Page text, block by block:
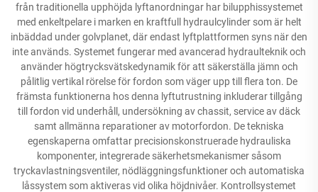
från traditionella upphöjda lyftanordningar har bilupphissystemet
med enkeltpelare i marken en kraftfull hydraulcylinder som är helt
inbäddad under golvplanet, där endast lyftplattformen syns när den
inte används. Systemet fungerar med avancerad hydraulteknik och
använder högtrycksvätskedynamik för att säkerställa jämn och
pålitlig vertikal rörelse för fordon som väger upp till flera ton. De
främsta funktionerna hos denna lyftutrustning inkluderar tillgång
till fordon vid underhåll, undersökning av chassit, service av däck
samt allmänna reparationer av motorfordon. De tekniska
egenskaperna omfattar precisionskonstruerade hydrauliska
komponenter, integrerade säkerhetsmekanismer såsom
tryckavlastningsventiler, nödläggningsfunktioner och automatiska
låssystem som aktiveras vid olika höjdnivåer. Kontrollsystemet